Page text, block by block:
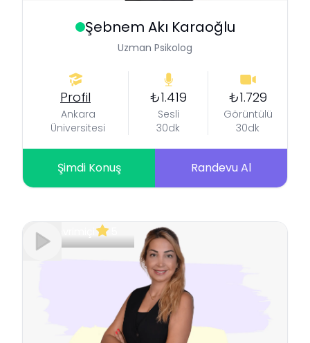
Şebnem Akı Karaoğlu
Uzman Psikolog
Profil
Ankara
Üniversitesi
₺1.419
Sesli
30dk
₺1.729
Görüntülü
30dk
Şimdi Konuş Randevu Al